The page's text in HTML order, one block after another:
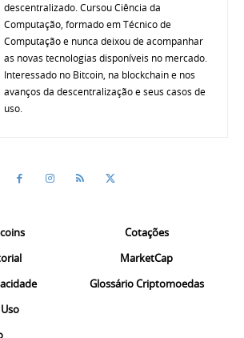
descentralizado. Cursou Ciência da
Computação, formado em Técnico de
Computação e nunca deixou de acompanhar
as novas tecnologias disponíveis no mercado.
Interessado no Bitcoin, na blockchain e nos
avanços da descentralização e seus casos de
uso.
Cotações
MarketCap
Glossário Criptomoedas